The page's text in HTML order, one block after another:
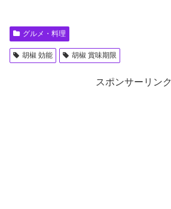
グルメ・料理
胡椒 効能 胡椒 賞味期限
スポンサーリンク